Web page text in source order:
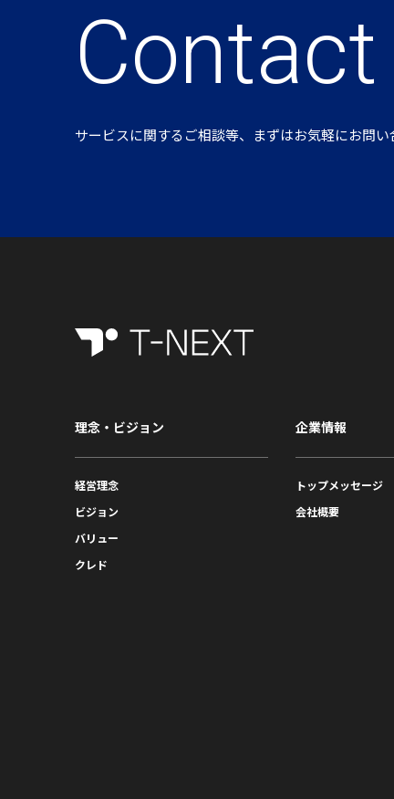
Contact
サービスに関するご相談等、まずはお気軽にお問い
理念・ビジョン
経営理念
ビジョン
バリュー
クレド
企業情報
トップメッセージ
会社概要